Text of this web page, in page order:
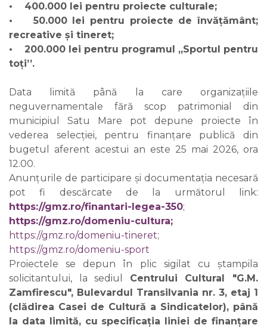
• 400.000 lei pentru proiecte culturale;
• 50.000 lei pentru proiecte de învățământ;
recreative și tineret;
• 200.000 lei pentru programul ,,Sportul pentru
toți’’.
Data limită până la care organizațiile
neguvernamentale fără scop patrimonial din
municipiul Satu Mare pot depune proiecte în
vederea selecției, pentru finanțare publică din
bugetul aferent acestui an este 25 mai 2026, ora
12.00.
Anunțurile de participare și documentația necesară
pot fi descărcate de la următorul link:
https://gmz.ro/finantari-legea-350;
https://gmz.ro/domeniu-cultura;
https://gmz.ro/domeniu-tineret;
https://gmz.ro/domeniu-sport
Proiectele se depun în plic sigilat cu ștampila
solicitantului, la sediul Centrului Cultural "G.M.
Zamfirescu", Bulevardul Transilvania nr. 3, etaj 1
(clădirea Casei de Cultură a Sindicatelor), până
la data limită, cu specificația liniei de finanţare